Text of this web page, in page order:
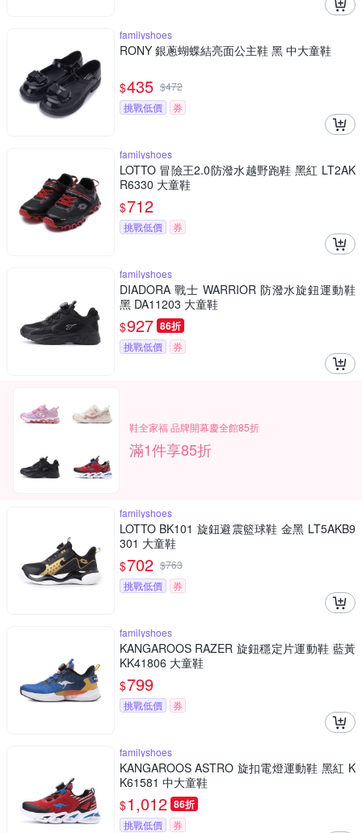
familyshoes
RONY 銀蔥蝴蝶結亮面公主鞋 黑 中大童鞋
$435 $472
挑戰低價
券
familyshoes
LOTTO 冒險王2.0防潑水越野跑鞋 黑紅 LT2AK
R6330 大童鞋
$712
挑戰低價 券
familyshoes
DIADORA 戰士 WARRIOR 防潑水旋鈕運動鞋
黑 DA11203 大童鞋
$927 86折
挑戰低價 券
鞋全家福 品牌開幕慶全館85折
滿1件享85折
familyshoes
LOTTO BK101 旋鈕避震籃球鞋 金黑 LT5AKB9
301 大童鞋
$702 $763
挑戰低價
券
familyshoes
KANGAROOS RAZER 旋鈕穩定片運動鞋 藍黃
KK41806 大童鞋
$799
挑戰低價 券
familyshoes
KANGAROOS ASTRO 旋扣電燈運動鞋 黑紅 K
K61581 中大童鞋
$1,012 86折
挑戰低價 券